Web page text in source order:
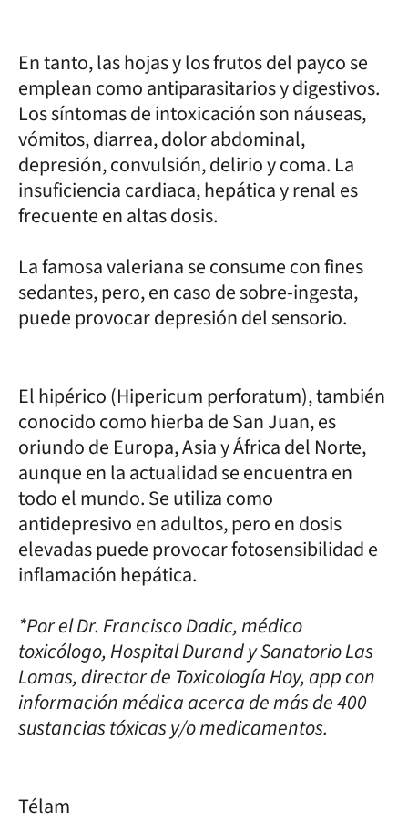
En tanto, las hojas y los frutos del payco se
emplean como antiparasitarios y digestivos.
Los síntomas de intoxicación son náuseas,
vómitos, diarrea, dolor abdominal,
depresión, convulsión, delirio y coma. La
insuficiencia cardiaca, hepática y renal es
frecuente en altas dosis.
La famosa valeriana se consume con fines
sedantes, pero, en caso de sobre-ingesta,
puede provocar depresión del sensorio.
El hipérico (Hipericum perforatum), también
conocido como hierba de San Juan, es
oriundo de Europa, Asia y África del Norte,
aunque en la actualidad se encuentra en
todo el mundo. Se utiliza como
antidepresivo en adultos, pero en dosis
elevadas puede provocar fotosensibilidad e
inflamación hepática.
*Por el Dr. Francisco Dadic, médico
toxicólogo, Hospital Durand y Sanatorio Las
Lomas, director de Toxicología Hoy, app con
información médica acerca de más de 400
sustancias tóxicas y/o medicamentos.
Télam